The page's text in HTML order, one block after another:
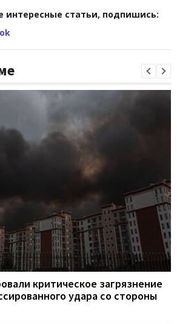
интересные статьи, подпишись:
критическое загрязнение
удара со стороны